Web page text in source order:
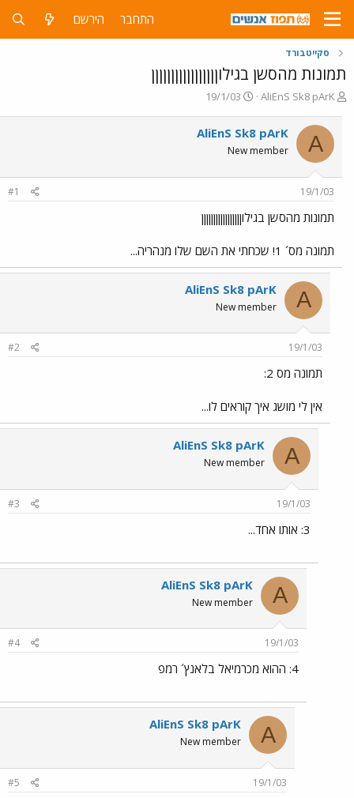
התחבר הירשם
סקייטבורד
תמונות מהסשן בגילוןןןןןןןןןןןןןןןןן
פ
ח
ה
ו
ש
AliEnS Sk8 pArK
פ
ס
ם
ת
י
19/1/03
A
AliEnS Sk8 pArK
New member
19/1/03
#1
תמונות מהסשן בגילוןןןןןןןןןןןןןןןןן
תמונה מס´ 1! שכחתי את השם שלו מנהריה...
A
AliEnS Sk8 pArK
New member
19/1/03
#2
תמונה מס 2:
אין לי מושג איך קוראים לו...
A
AliEnS Sk8 pArK
New member
19/1/03
#3
3: אותו אחד...
A
AliEnS Sk8 pArK
New member
19/1/03
#4
4: ההוא מכרמיאל בלאנץ´ רמפ
A
AliEnS Sk8 pArK
New member
19/1/03
#5